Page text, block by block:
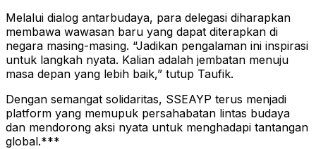
Melalui dialog antarbudaya, para delegasi diharapkan
membawa wawasan baru yang dapat diterapkan di
negara masing-masing. “Jadikan pengalaman ini inspirasi
untuk langkah nyata. Kalian adalah jembatan menuju
masa depan yang lebih baik,” tutup Taufik.
Dengan semangat solidaritas, SSEAYP terus menjadi
platform yang memupuk persahabatan lintas budaya
dan mendorong aksi nyata untuk menghadapi tantangan
global.***